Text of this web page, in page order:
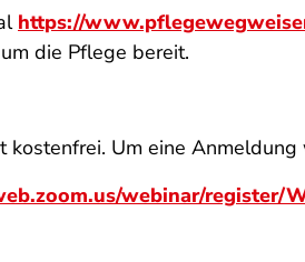
https://
die Pflege bereit.
kostenfrei. Um eine
webinar/register/